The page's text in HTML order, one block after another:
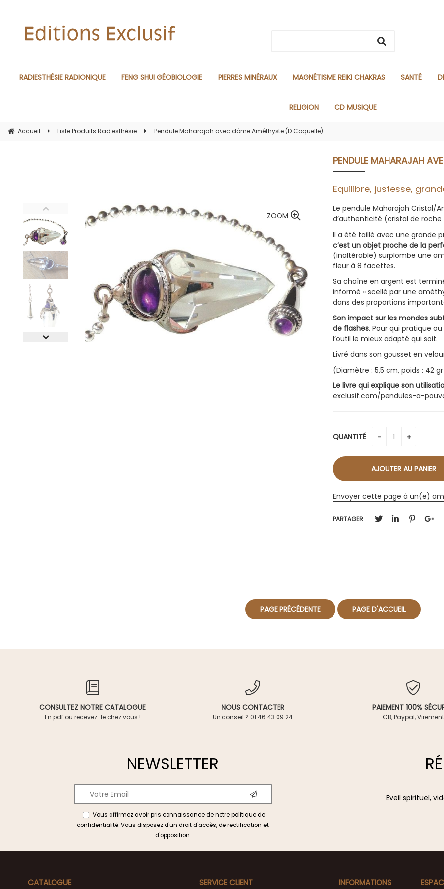
RADIESTHÉSIE RADIONIQUE FENG SHUI GÉOBIOLOGIE PIERRES MINÉRAUX MAGNÉTISME REIKI CHAKRAS SANTÉ
RELIGION CD MUSIQUE
Accueil Liste Produits Radiesthésie Pendule Maharajah avec dôme Améthyste (D.Coquelle)
PENDULE MAHARAJAH
Equilibre, justesse,
ZOOM
Le pendule Maharajah Cristal/
d’authenticité (cristal de roche
Il a été taillé avec une grande
c’est un objet proche de la
(inaltérable) surplombe une
fleur à 8 facettes.
Sa chaîne en argent est
informé » scellé par une
dans des proportions
Son impact sur les mondes
de flashes. Pour qui pratique
l’outil le mieux adapté qui soit.
Livré dans son gousset en
(Diamètre : 5,5 cm, poids : 42
Le livre qui explique son
exclusif.com/pendules-a-
QUANTITÉ
Envoyer cette page à un(e)
PARTAGER
CONSULTEZ NOTRE CATALOGUE
En pdf ou recevez-le chez vous !
NOUS CONTACTER
Un conseil ? 01 46 43 09 24
PAIEMENT 100%
CB, Paypal, Virement
NEWSLETTER
Vous affirmez avoir pris connaissance de notrepolitique de
confidentialité. Vous disposez d'un droit d'accès, de rectification et
d'opposition.
Eveil spirituel,
CATALOGUE SERVICE CLIENT INFORMATIONS